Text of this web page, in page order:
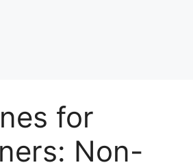
for
Non-